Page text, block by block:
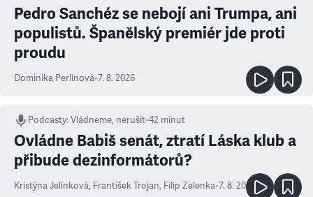
Pedro Sanchéz se nebojí ani Trumpa, ani
populistů. Španělský premiér jde proti
proudu
Dominika Perlínová•7. 8. 2026
Podcasty:Vládneme, nerušit•42 minut
Ovládne Babiš senát, ztratí Láska klub a
přibude dezinformátorů?
Kristýna Jelínková, František Trojan, Filip Zelenka•7. 8. 2026